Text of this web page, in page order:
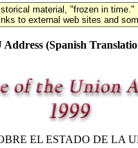
material, "frozen in time."
to external web sites and
Address (Spanish
EL ESTADO DE LA